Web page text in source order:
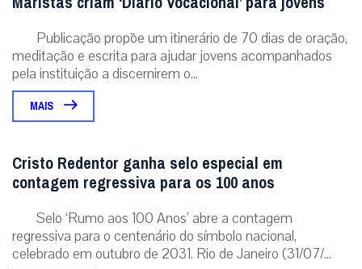
Publicação propõe um itinerário de 70 dias de oração,
meditação e escrita para ajudar jovens acompanhados
pela instituição a discernirem o...
MAIS
Cristo Redentor ganha selo especial em
contagem regressiva para os 100 anos
Selo ‘Rumo aos 100 Anos’ abre a contagem
regressiva para o centenário do símbolo nacional,
celebrado em outubro de 2031. Rio de Janeiro (31/07/...